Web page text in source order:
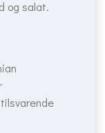
og salat.